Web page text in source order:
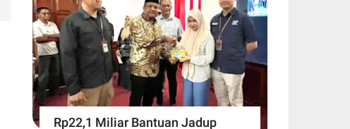
Rp22,1 Miliar Bantuan Jadup